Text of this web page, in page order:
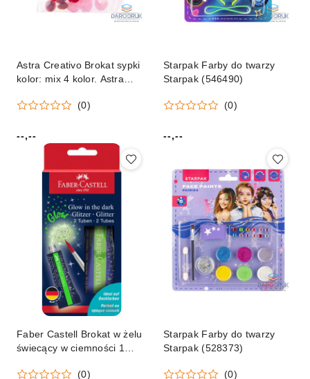
Astra Creativo Brokat sypki
kolor: mix 4 kolor. Astra
(0)
Cena:
--,--
Starpak Farby do twarzy
Starpak (546490)
(0)
Cena:
--,--
Faber Castell Brokat w żelu
świecący w ciemności 1
FC)
(0)
Starpak Farby do twarzy
Starpak (528373)
(0)